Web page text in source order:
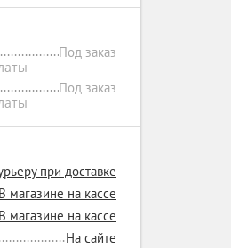
Под заказ
Под заказ
при доставке
В магазине на кассе
В магазине на кассе
На сайте